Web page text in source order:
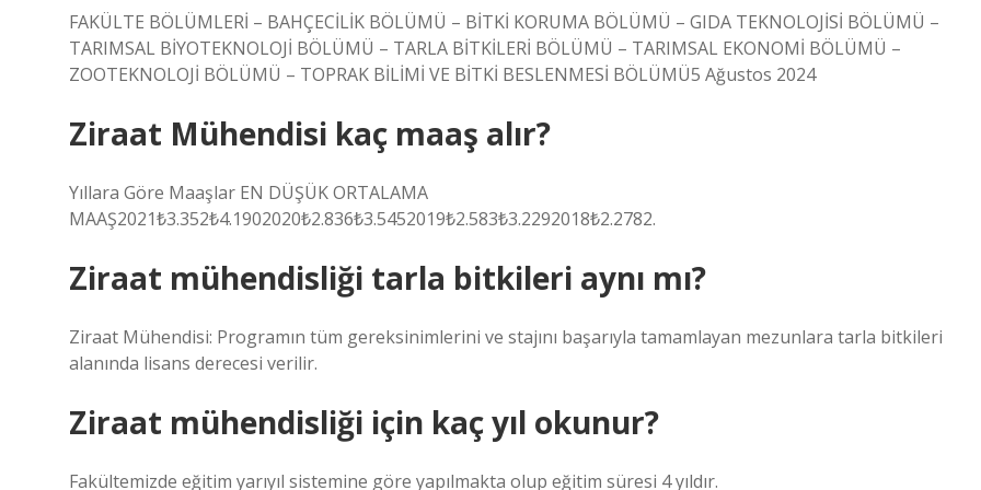
FAKÜLTE BÖLÜMLERİ – BAHÇECİLİK BÖLÜMÜ – BİTKİ KORUMA BÖLÜMÜ – GIDA TEKNOLOJİSİ BÖLÜMÜ –
TARIMSAL BİYOTEKNOLOJİ BÖLÜMÜ – TARLA BİTKİLERİ BÖLÜMÜ – TARIMSAL EKONOMİ BÖLÜMÜ –
ZOOTEKNOLOJİ BÖLÜMÜ – TOPRAK BİLİMİ VE BİTKİ BESLENMESİ BÖLÜMÜ5 Ağustos 2024
Ziraat Mühendisi kaç maaş alır?
Yıllara Göre Maaşlar EN DÜŞÜK ORTALAMA
MAAŞ2021₺3.352₺4.1902020₺2.836₺3.5452019₺2.583₺3.2292018₺2.2782.
Ziraat mühendisliği tarla bitkileri aynı mı?
Ziraat Mühendisi: Programın tüm gereksinimlerini ve stajını başarıyla tamamlayan mezunlara tarla bitkileri
alanında lisans derecesi verilir.
Ziraat mühendisliği için kaç yıl okunur?
Fakültemizde eğitim yarıyıl sistemine göre yapılmakta olup eğitim süresi 4 yıldır.